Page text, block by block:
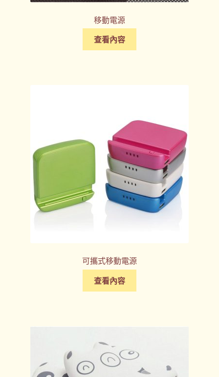
移動電源
查看內容
可攜式移動電源
查看內容